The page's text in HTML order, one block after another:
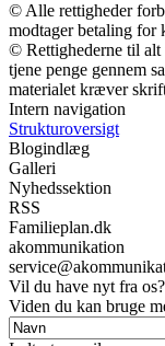
© Alle rettigheder
modtager betaling for
© Rettighederne til alt
tjene penge gennem
materialet kræver
Intern navigation
Strukturoversigt
Blogindlæg
Galleri
Nyhedssektion
RSS
Familieplan.dk
akommunikation
Vil du have nyt fra
Viden du kan bruge